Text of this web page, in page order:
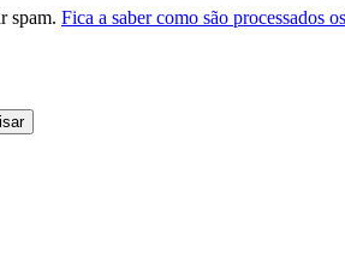
spam. Fica a saber como são processados